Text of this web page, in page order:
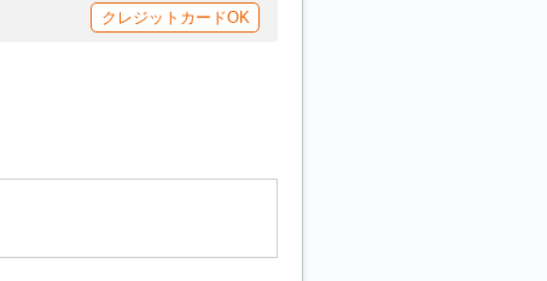
クレジットカードOK